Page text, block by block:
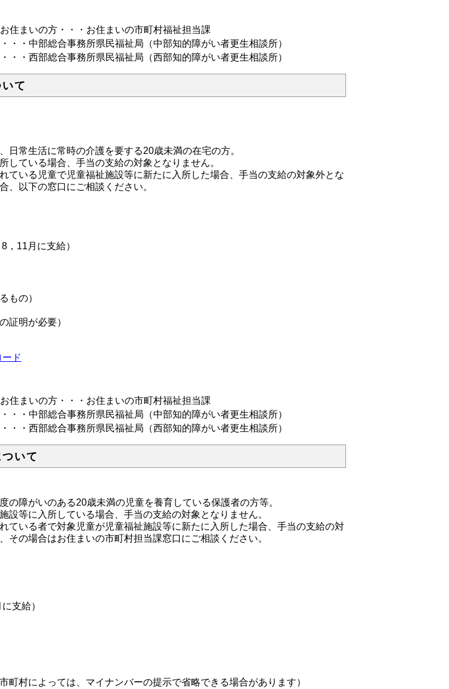
住まいの方・・・お住まいの市町村福祉担当課
・・中部総合事務所県民福祉局（中部知的障がい者更生相談所）
・・西部総合事務所県民福祉局（西部知的障がい者更生相談所）
て
日常生活に常時の介護を要する20歳未満の在宅の方。
している場合、手当の支給の対象となりません。
ている児童で児童福祉施設等に新たに入所した場合、手当の支給の対象外とな
、以下の窓口にご相談ください。
，11月に支給）
もの）
証明が必要）
ド
住まいの方・・・お住まいの市町村福祉担当課
・・中部総合事務所県民福祉局（中部知的障がい者更生相談所）
・・西部総合事務所県民福祉局（西部知的障がい者更生相談所）
いて
の障がいのある20歳未満の児童を養育している保護者の方等。
設等に入所している場合、手当の支給の対象となりません。
ている者で対象児童が児童福祉施設等に新たに入所した場合、手当の支給の対
その場合はお住まいの市町村担当課窓口にご相談ください。
支給）
町村によっては、マイナンバーの提示で省略できる場合があります）